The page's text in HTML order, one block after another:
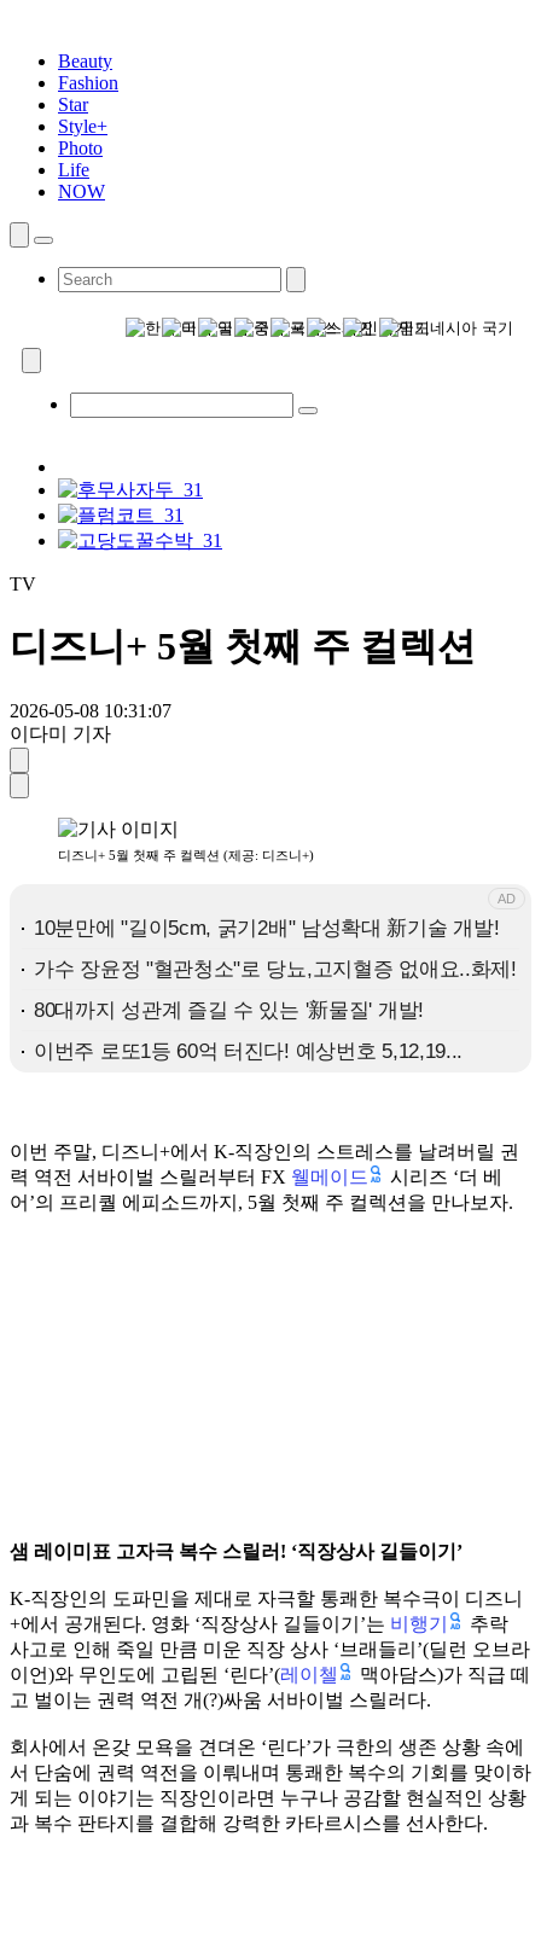
Beauty
Fashion
Star
Style+
Photo
Life
NOW
TV
디즈니+ 5월 첫째 주 컬렉션
2026-05-08 10:31:07
이다미 기자
디즈니+ 5월 첫째 주 컬렉션 (제공: 디즈니+)
이번 주말, 디즈니+에서 K-직장인의 스트레스를 날려버릴 권
력 역전 서바이벌 스릴러부터 FX 웰메이드
시리즈 ‘더 베
어’의 프리퀄 에피소드까지, 5월 첫째 주 컬렉션을 만나보자.
샘 레이미표 고자극 복수 스릴러! ‘직장상사 길들이기’
K-직장인의 도파민을 제대로 자극할 통쾌한 복수극이 디즈니
+에서 공개된다. 영화 ‘직장상사 길들이기’는 비행기
추락
사고로 인해 죽일 만큼 미운 직장 상사 ‘브래들리’(딜런 오브라
이언)와 무인도에 고립된 ‘린다’(레이첼
맥아담스)가 직급 떼
고 벌이는 권력 역전 개(?)싸움 서바이벌 스릴러다.
회사에서 온갖 모욕을 견뎌온 ‘린다’가 극한의 생존 상황 속에
서 단숨에 권력 역전을 이뤄내며 통쾌한 복수의 기회를 맞이하
게 되는 이야기는 직장인이라면 누구나 공감할 현실적인 상황
과 복수 판타지를 결합해 강력한 카타르시스를 선사한다.